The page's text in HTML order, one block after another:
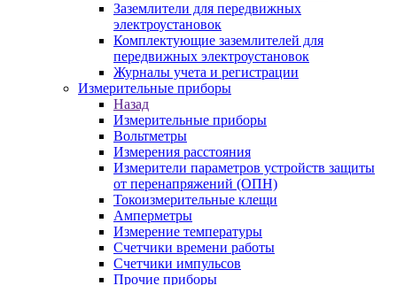
Заземлители для передвижных
электроустановок
Комплектующие заземлителей для
передвижных электроустановок
Журналы учета и регистрации
Измерительные приборы
Назад
Измерительные приборы
Вольтметры
Измерения расстояния
Измерители параметров устройств защиты
от перенапряжений (ОПН)
Токоизмерительные клещи
Амперметры
Измерение температуры
Счетчики времени работы
Счетчики импульсов
Прочие приборы